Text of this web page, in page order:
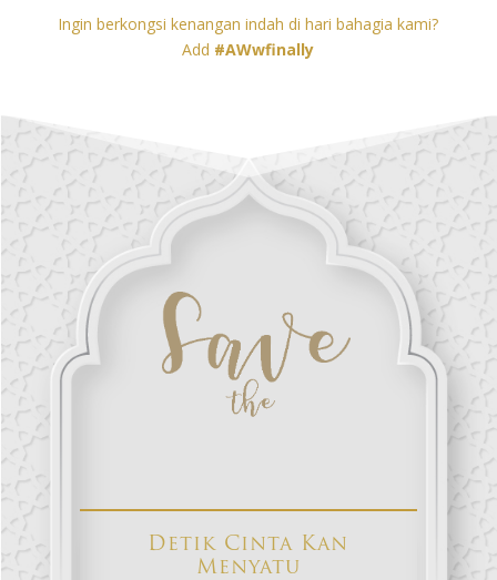
Ingin berkongsi kenangan indah di hari bahagia kami?
Add #AWwfinally
Detik Cinta Kan
Menyatu